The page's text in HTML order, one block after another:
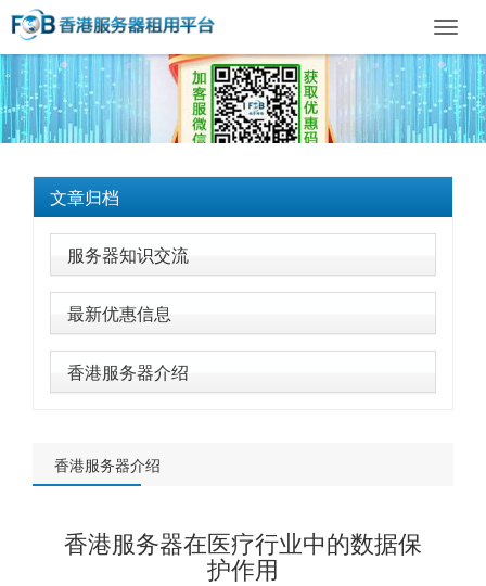
文章归档
服务器知识交流
最新优惠信息
香港服务器介绍
香港服务器介绍
香港服务器在医疗行业中的数据保
护作用